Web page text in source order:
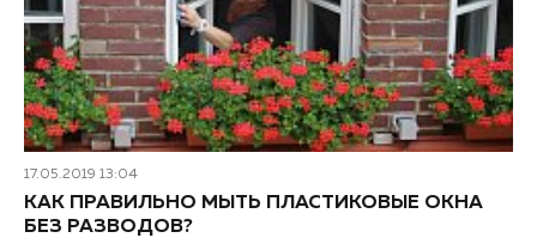
17.05.2019 13:04
КАК ПРАВИЛЬНО МЫТЬ ПЛАСТИКОВЫЕ ОКНА
БЕЗ РАЗВОДОВ?